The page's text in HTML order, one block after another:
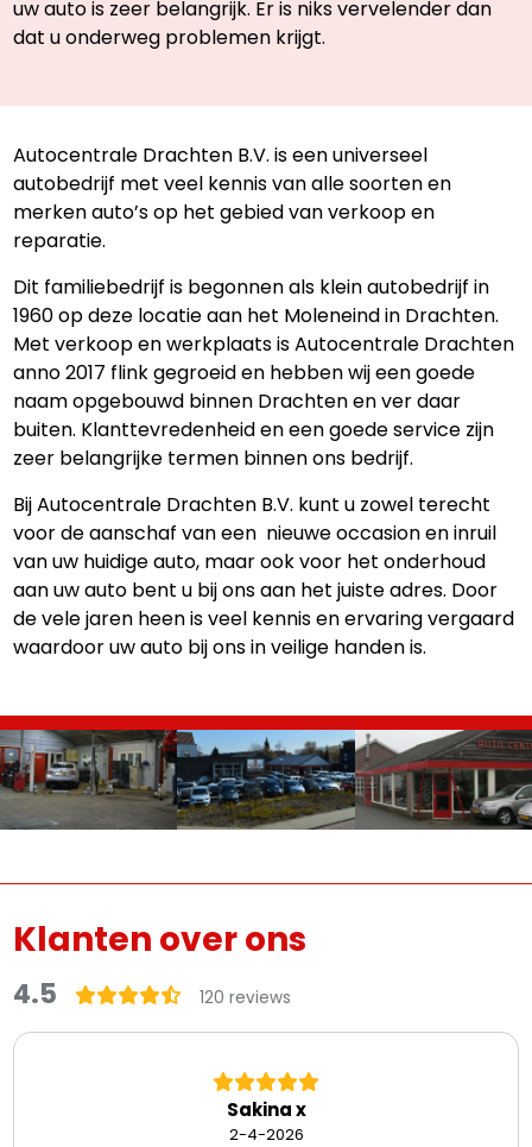
uw auto is zeer belangrijk. Er is niks vervelender dan
dat u onderweg problemen krijgt.
Autocentrale Drachten B.V. is een universeel
autobedrijf met veel kennis van alle soorten en
merken auto’s op het gebied van verkoop en
reparatie.
Dit familiebedrijf is begonnen als klein autobedrijf in
1960 op deze locatie aan het Moleneind in Drachten.
Met verkoop en werkplaats is Autocentrale Drachten
anno 2017 flink gegroeid en hebben wij een goede
naam opgebouwd binnen Drachten en ver daar
buiten. Klanttevredenheid en een goede service zijn
zeer belangrijke termen binnen ons bedrijf.
Bij Autocentrale Drachten B.V. kunt u zowel terecht
voor de aanschaf van een nieuwe occasion en inruil
van uw huidige auto, maar ook voor het onderhoud
aan uw auto bent u bij ons aan het juiste adres. Door
de vele jaren heen is veel kennis en ervaring vergaard
waardoor uw auto bij ons in veilige handen is.
Klanten over ons
4.5 120 reviews
Sakina x
2-4-2026